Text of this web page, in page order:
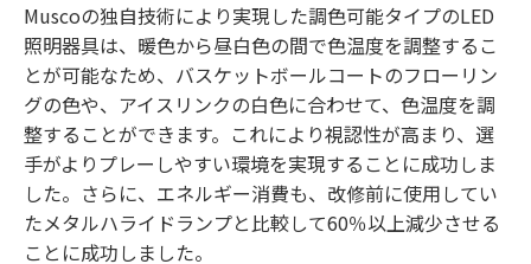
Muscoの独自技術により実現した調色可能タイプのLED
照明器具は、暖色から昼白色の間で色温度を調整するこ
とが可能なため、バスケットボールコートのフローリン
グの色や、アイスリンクの白色に合わせて、色温度を調
整することができます。これにより視認性が高まり、選
手がよりプレーしやすい環境を実現することに成功しま
した。さらに、エネルギー消費も、改修前に使用してい
たメタルハライドランプと比較して60％以上減少させる
ことに成功しました。